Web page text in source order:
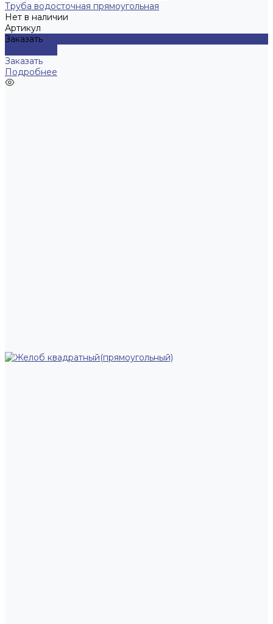
Труба водосточная прямоугольная
Нет в наличии
Артикул
Заказать
Заказать
Подробнее